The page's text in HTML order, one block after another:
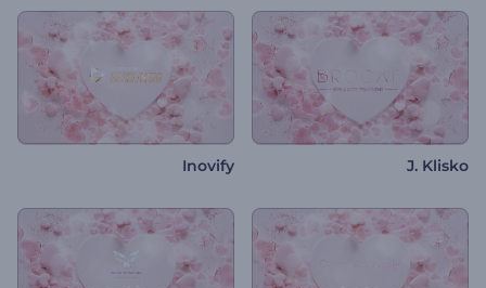
J. Klisko
Inovify